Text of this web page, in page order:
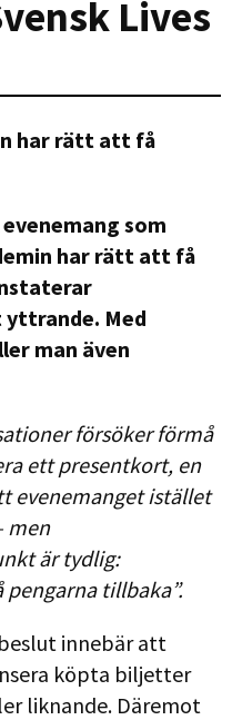
Lives
har rätt att få
som
har rätt att få
Med
man även
försöker förmå
ett presentkort, en
evenemanget istället
men
är tydlig:
tillbaka”.
innebär att
köpta biljetter
liknande. Däremot